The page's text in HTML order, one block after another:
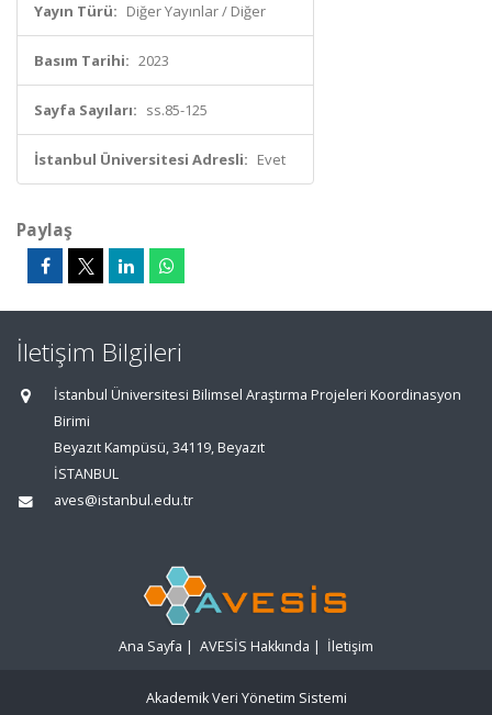
Yayın Türü: Diğer Yayınlar / Diğer
Basım Tarihi: 2023
Sayfa Sayıları: ss.85-125
İstanbul Üniversitesi Adresli: Evet
Paylaş
İletişim Bilgileri
İstanbul Üniversitesi Bilimsel Araştırma Projeleri Koordinasyon
Birimi
Beyazıt Kampüsü, 34119, Beyazıt
İSTANBUL
aves@istanbul.edu.tr
Ana Sayfa | AVESİS Hakkında | İletişim
Akademik Veri Yönetim Sistemi